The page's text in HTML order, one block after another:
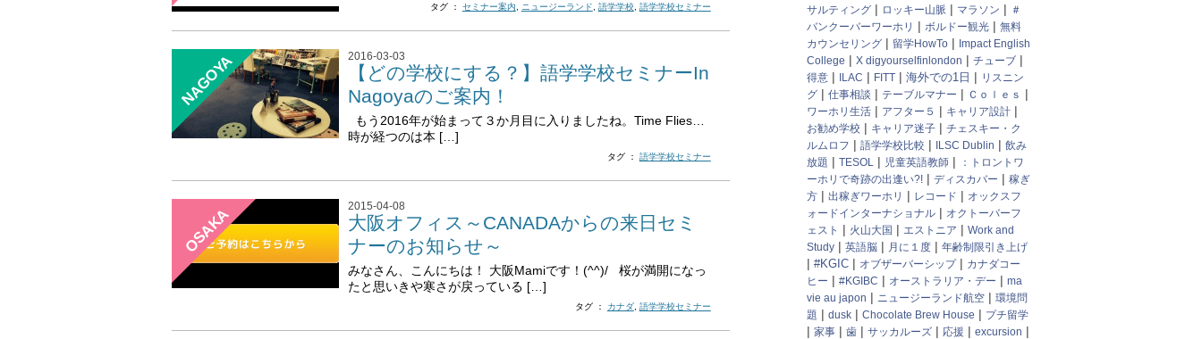
タグ ： セミナー案内, ニュージーランド, 語学学校, 語学学校セミナー
NAGOYA 2016-03-03
【どの学校にする？】語学学校セミナーIn
Nagoyaのご案内！
もう2016年が始まって３か月目に入りましたね。Time Flies…
時が経つのは本 […]
タグ ： 語学学校セミナー
OSAKA 2015-04-08
大阪オフィス～CANADAからの来日セミ
ナーのお知らせ～
みなさん、こんにちは！ 大阪Mamiです！(^^)/ 桜が満開になっ
たと思いきや寒さが戻っている […]
タグ ： カナダ, 語学学校セミナー
サルティング | ロッキー山脈 | マラソン | ＃
バンクーバーワーホリ | ボルドー観光 | 無料
カウンセリング | 留学HowTo | Impact English
College | X digyourselfinlondon | チューブ |
得意 | ILAC | FITT | 海外での1日 | リスニン
グ | 仕事相談 | テーブルマナー | Ｃｏｌｅｓ |
ワーホリ生活 | アフター５ | キャリア設計 |
お勧め学校 | キャリア迷子 | チェスキー・ク
ルムロフ | 語学学校比較 | ILSC Dublin | 飲み
放題 | TESOL | 児童英語教師 |
：トロントワ
ーホリで奇跡の出逢い?! | ディスカバー | 稼ぎ
方 | 出稼ぎワーホリ | レコード | オックスフ
ォードインターナショナル | オクトーバーフ
ェスト | 火山大国 | エストニア | Work and
Study | 英語脳 | 月に１度 | 年齢制限引き上げ
| #KGIC | オブザーバーシップ| カナダコー
ヒー | #KGIBC | オーストラリア・デー | ma
vie au japon | ニュージーランド航空 | 環境問
題 | dusk | Chocolate Brew House | プチ留学
| 家事 | 歯 | サッカルーズ | 応援 | excursion |